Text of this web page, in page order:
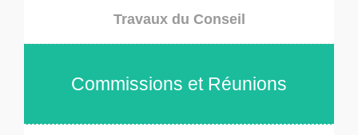
Travaux du Conseil
Commissions et Réunions